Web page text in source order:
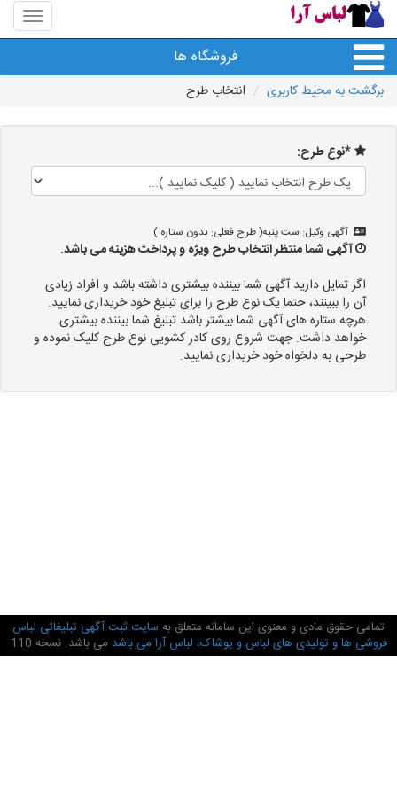
منوی
سایت
آرا
فروشگاه ها
برگشت به محیط کاربری انتخاب طرح
*نوع طرح:
آگهی وکیل: ست پنبه( طرح فعلی: بدون ستاره )
آگهی شما منتظر انتخاب طرح ویژه و پرداخت هزینه می باشد.
اگر تمایل دارید آگهی شما بیننده بیشتری داشته باشد و افراد زیادی
آن را ببینند، حتما یک نوع طرح را برای تبلیغ خود خریداری نمایید.
هرچه ستاره های آگهی شما بیشتر باشد تبلیغ شما بیننده بیشتری
خواهد داشت. جهت شروع روی کادر کشویی نوع طرح کلیک نموده و
طرحی به دلخواه خود خریداری نمایید.
تمامی حقوق مادی و معنوی این سامانه متعلق به سایت ثبت آگهی تبلیغاتی لباس
فروشی ها و تولیدی های لباس و پوشاک، لباس آرا می باشد می باشد. نسخه 110